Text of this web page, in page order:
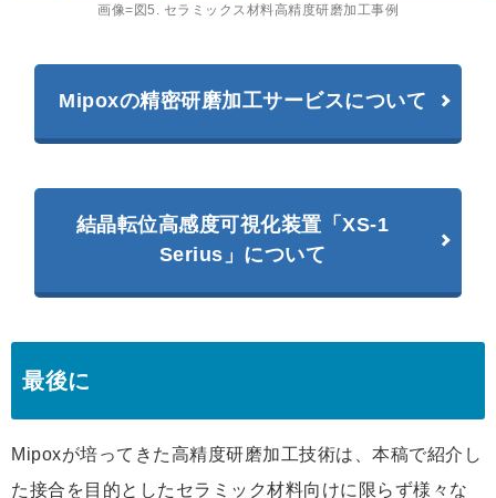
画像=図5. セラミックス材料高精度研磨加工事例
Mipoxの精密研磨加工サービスについて
結晶転位高感度可視化装置「XS-1
Serius」について
最後に
Mipoxが培ってきた高精度研磨加工技術は、本稿で紹介し
た接合を目的としたセラミック材料向けに限らず様々な